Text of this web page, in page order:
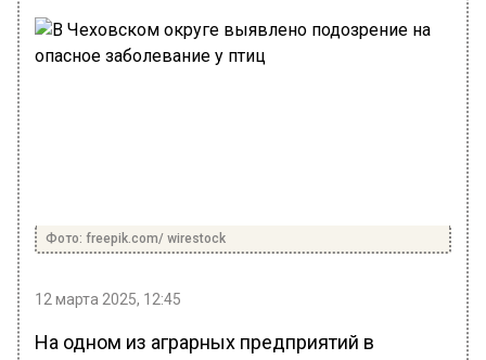
Фото: freepik.com/ wirestock
12 марта 2025, 12:45
На одном из аграрных предприятий в